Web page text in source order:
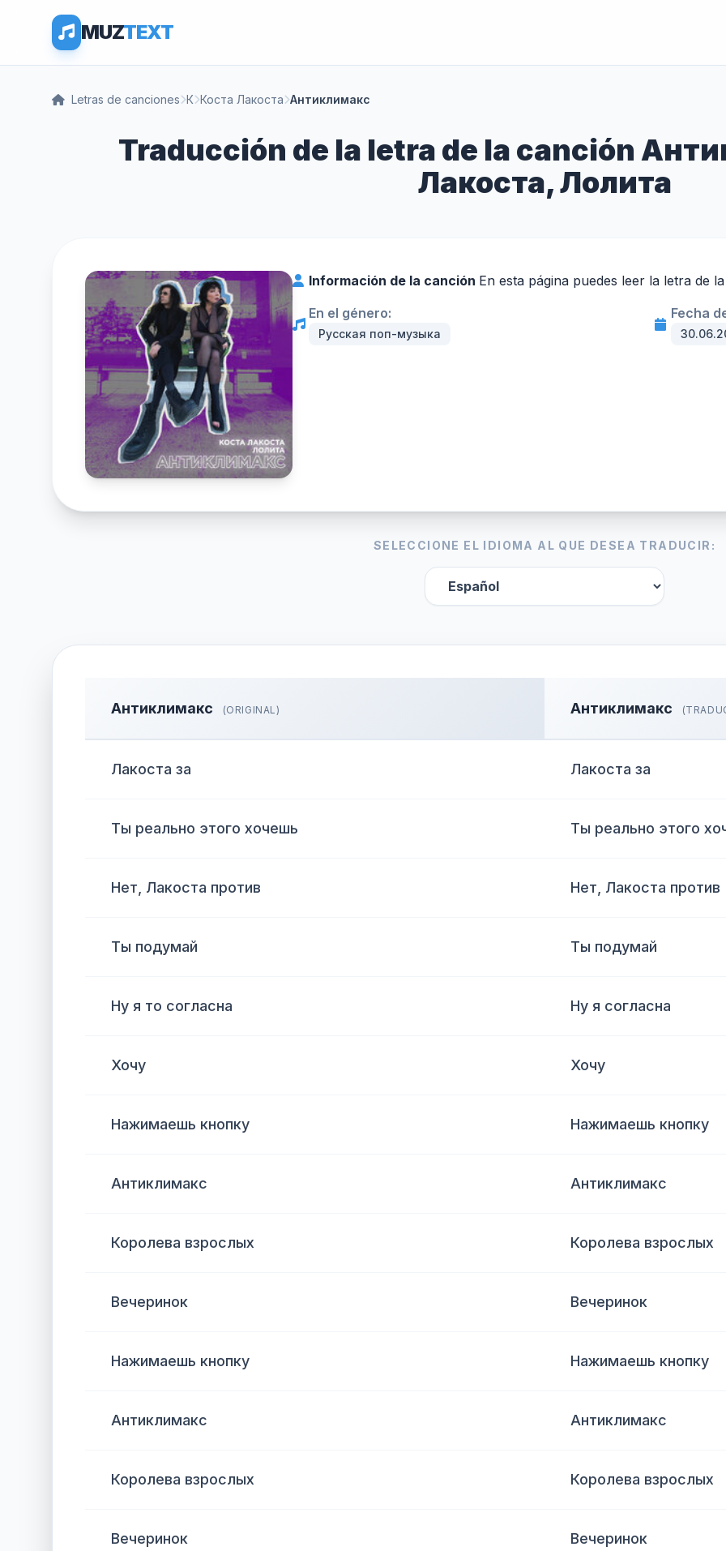
MUZTEXT
Letras de canciones К Коста Лакоста Антиклимакс
Traducción de la letra de la canción
Лакоста, Лолита
Información de la canción En esta página puedes leer la letra de
En el género:
Русская поп-музыка
Fecha
SELECCIONE EL IDIOMA AL QUE DESEA TRADUCIR:
Антиклимакс (ORIGINAL) Антиклимакс
Лакоста за Лакоста за
Ты реально этого хочешь Ты реально этого
Нет, Лакоста против Нет, Лакоста против
Ты подумай Ты подумай
Ну я то согласна Ну я согласна
Хочу Хочу
Нажимаешь кнопку Нажимаешь кнопку
Антиклимакс Антиклимакс
Королева взрослых Королева взрослых
Вечеринок Вечеринок
Нажимаешь кнопку Нажимаешь кнопку
Антиклимакс Антиклимакс
Королева взрослых Королева взрослых
Вечеринок Вечеринок